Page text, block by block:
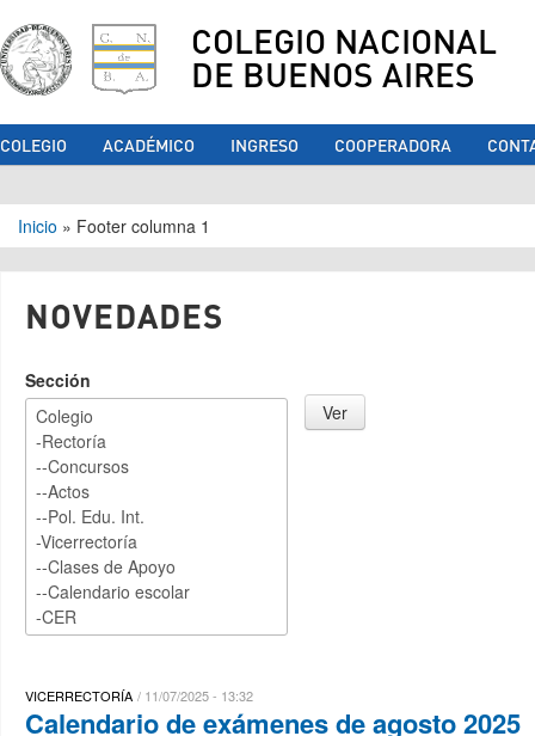
COLEGIO NACIONAL
DE BUENOS AIRES
COLEGIO ACADÉMICO INGRESO COOPERADORA
Se encuentra usted aquí
Inicio » Footer columna 1
NOVEDADES
Sección
VICERRECTORÍA 11/07/2025 - 13:32
Calendario de exámenes de agosto 2025